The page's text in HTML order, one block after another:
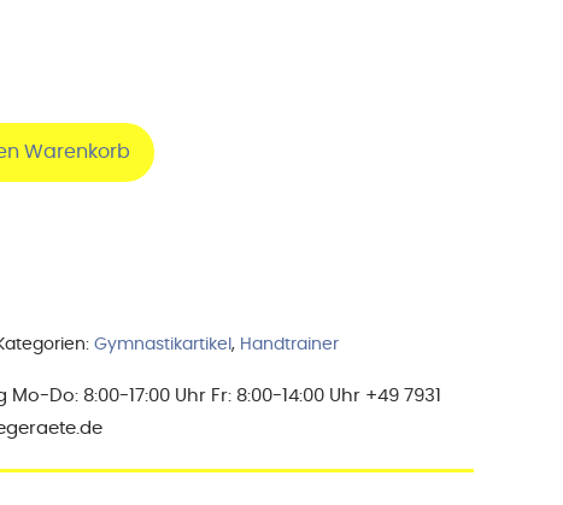
Warenkorb
Gymnastikartikel , Handtrainer
Do: 8:00-17:00 Uhr Fr: 8:00-14:00 Uhr +49 7931